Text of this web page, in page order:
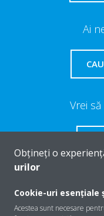
Ai
Vrei
Despre Daikin
Obțineți o
urilor
Cookie-uri esențiale
Acestea sunt necesare